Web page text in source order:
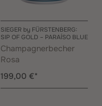
SIEGER by FÜRSTENBERG:
SIP OF GOLD – PARAÍSO BLUE
Champagnerbecher
Rosa
199,00 €*